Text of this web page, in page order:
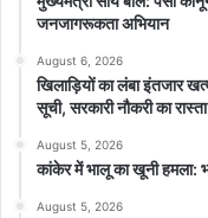
जनजागरूकता अभियान
August 6, 2026
खिलाड़ियों का लंबा इंतजार
सूची, सरकारी नौकरी का
August 5, 2026
कांकेर में भालू का खूनी हमला:
August 5, 2026